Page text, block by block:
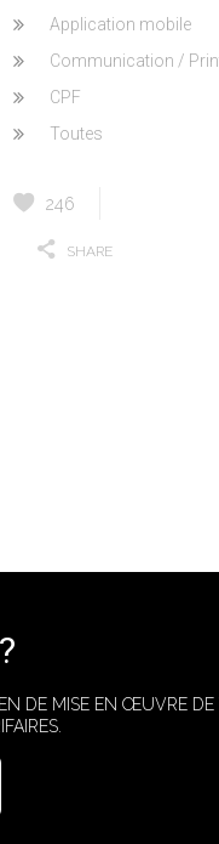
Application mobile
Communication /
CPF
Toutes
246
SHARE
DE MISE EN ŒUVRE